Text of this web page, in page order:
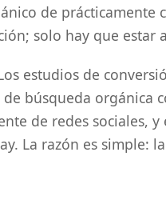
de prácticamente
solo hay que estar
estudios de
búsqueda orgánica
de redes sociales, y
La razón es simple: